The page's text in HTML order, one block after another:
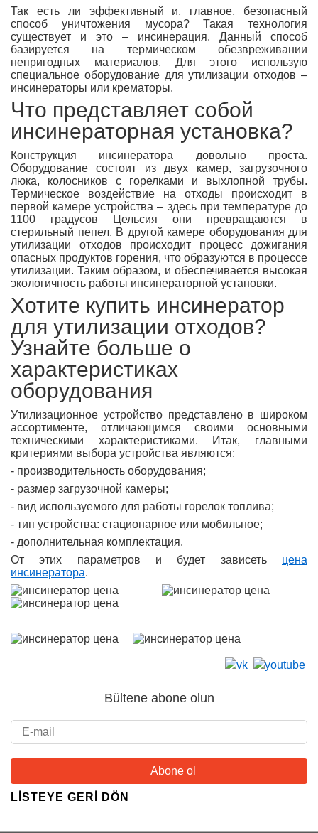
Так есть ли эффективный и, главное, безопасный
способ уничтожения мусора? Такая технология
существует и это – инсинерация. Данный способ
базируется на термическом обезвреживании
непригодных материалов. Для этого использую
специальное оборудование для утилизации отходов –
инсинераторы или крематоры.
Что представляет собой
инсинераторная установка?
Конструкция инсинератора довольно проста.
Оборудование состоит из двух камер, загрузочного
люка, колосников с горелками и выхлопной трубы.
Термическое воздействие на отходы происходит в
первой камере устройства – здесь при температуре до
1100 градусов Цельсия они превращаются в
стерильный пепел. В другой камере оборудования для
утилизации отходов происходит процесс дожигания
опасных продуктов горения, что образуются в процессе
утилизации. Таким образом, и обеспечивается высокая
экологичность работы инсинераторной установки.
Хотите купить инсинератор
для утилизации отходов?
Узнайте больше о
характеристиках
оборудования
Утилизационное устройство представлено в широком
ассортименте, отличающимся своими основными
техническими характеристиками. Итак, главными
критериями выбора устройства являются:
- производительность оборудования;
- размер загрузочной камеры;
- вид используемого для работы горелок топлива;
- тип устройства: стационарное или мобильное;
- дополнительная комплектация.
От этих параметров и будет зависеть цена
инсинератора.
Bültene abone olun
LISTEYE GERI DÖN